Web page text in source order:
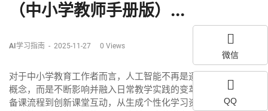
（中小学教师手册版）...
AI学习指南 - 2025-11-27 0 Views
对于中小学教育工作者而言，人工智能不再是遥不可及的未来
概念，而是不断影响并融入日常教学实践的变革力量。从优化
备课流程到创新课堂互动，从生成个性化学习资源到提供准确
微信
QQ